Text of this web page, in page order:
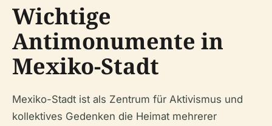
Wichtige
Antimonumente in
Mexiko-Stadt
Mexiko-Stadt ist als Zentrum für Aktivismus und
kollektives Gedenken die Heimat mehrerer